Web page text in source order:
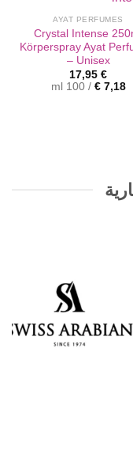
AYAT PERFUMES
Crystal Intense
Körperspray Ayat
– Unisex
17,95 €
7,18
€
/
100
ml